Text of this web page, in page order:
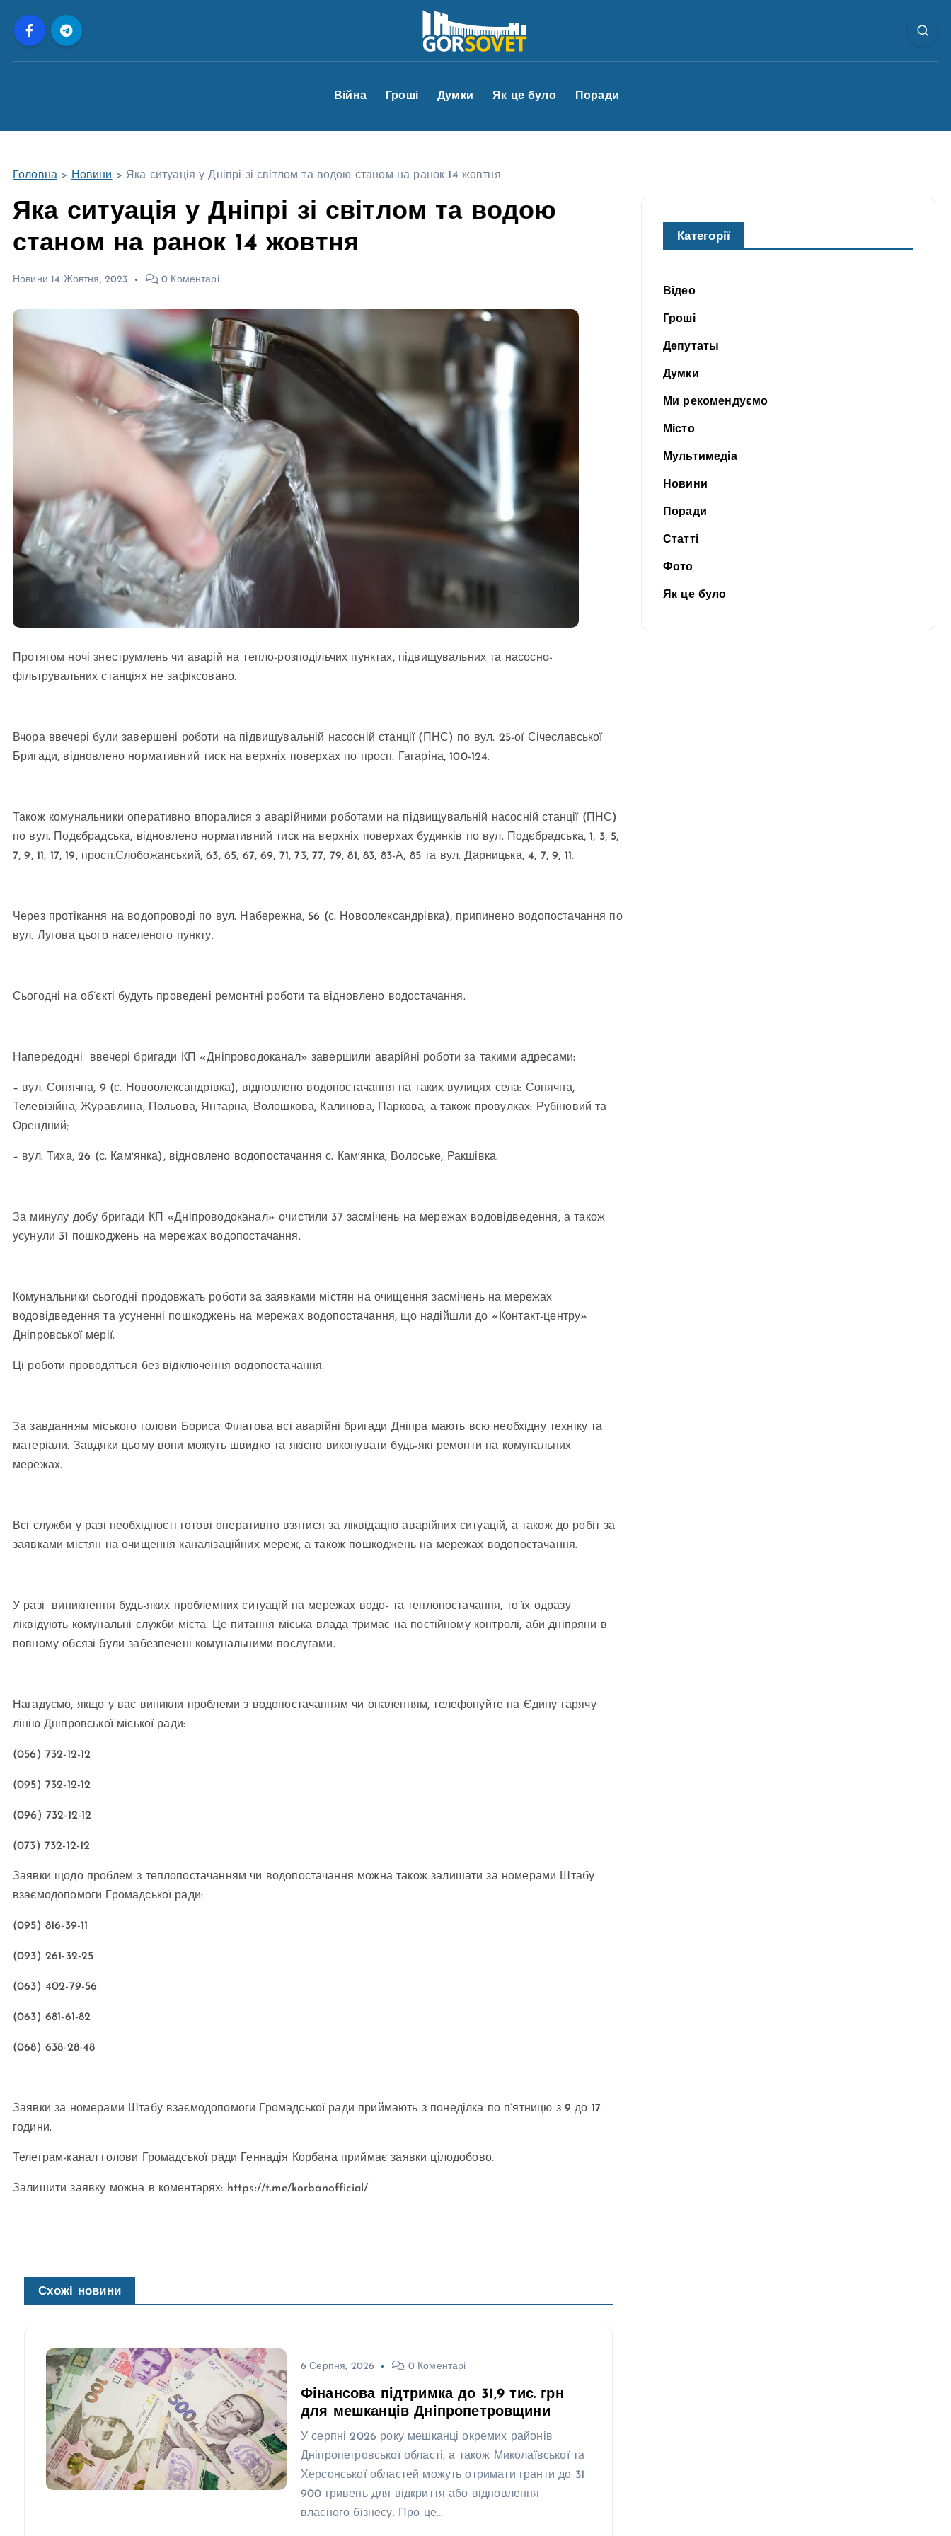
Війна Гроші Думки Як це було Поради
Головна > Новини > Яка ситуація у Дніпрі зі світлом та водою станом на ранок 14 жовтня
Яка ситуація у Дніпрі зі світлом та водою
станом на ранок 14 жовтня
Новини 14 Жовтня, 2023 0 Коментарі
Протягом ночі знеструмлень чи аварій на тепло-розподільчих пунктах, підвищувальних та насосно-
фільтрувальних станціях не зафіксовано.
Вчора ввечері були завершені роботи на підвищувальній насосній станції (ПНС) по вул. 25-ої Січеславської
Бригади, відновлено нормативний тиск на верхніх поверхах по просп. Гагаріна, 100-124.
Також комунальники оперативно впоралися з аварійними роботами на підвищувальній насосній станції (ПНС)
по вул. Подєбрадська, відновлено нормативний тиск на верхніх поверхах будинків по вул. Подєбрадська, 1, 3, 5,
7, 9, 11, 17, 19, просп.Слобожанський, 63, 65, 67, 69, 71, 73, 77, 79, 81, 83, 83-А, 85 та вул. Дарницька, 4, 7, 9, 11.
Через протікання на водопроводі по вул. Набережна, 56 (с. Новоолександрівка), припинено водопостачання по
вул. Лугова цього населеного пункту.
Сьогодні на об’єкті будуть проведені ремонтні роботи та відновлено водостачання.
Напередодні ввечері бригади КП «Дніпроводоканал» завершили аварійні роботи за такими адресами:
– вул. Сонячна, 9 (с. Новоолександрівка), відновлено водопостачання на таких вулицях села: Сонячна,
Телевізійна, Журавлина, Польова, Янтарна, Волошкова, Калинова, Паркова, а також провулках: Рубіновий та
Орендний;
– вул. Тиха, 26 (с. Камʼянка), відновлено водопостачання с. Камʼянка, Волоське, Ракшівка.
За минулу добу бригади КП «Дніпроводоканал» очистили 37 засмічень на мережах водовідведення, а також
усунули 31 пошкоджень на мережах водопостачання.
Комунальники сьогодні продовжать роботи за заявками містян на очищення засмічень на мережах
водовідведення та усуненні пошкоджень на мережах водопостачання, що надійшли до «Контакт-центру»
Дніпровської мерії.
Ці роботи проводяться без відключення водопостачання.
За завданням міського голови Бориса Філатова всі аварійні бригади Дніпра мають всю необхідну техніку та
матеріали. Завдяки цьому вони можуть швидко та якісно виконувати будь-які ремонти на комунальних
мережах.
Всі служби у разі необхідності готові оперативно взятися за ліквідацію аварійних ситуацій, а також до робіт за
заявками містян на очищення каналізаційних мереж, а також пошкоджень на мережах водопостачання.
У разі виникнення будь-яких проблемних ситуацій на мережах водо- та теплопостачання, то їх одразу
ліквідують комунальні служби міста. Це питання міська влада тримає на постійному контролі, аби дніпряни в
повному обсязі були забезпечені комунальними послугами.
Нагадуємо, якщо у вас виникли проблеми з водопостачанням чи опаленням, телефонуйте на Єдину гарячу
лінію Дніпровської міської ради:
(056) 732-12-12
(095) 732-12-12
(096) 732-12-12
(073) 732-12-12
Заявки щодо проблем з теплопостачанням чи водопостачання можна також залишати за номерами Штабу
взаємодопомоги Громадської ради:
(095) 816-39-11
(093) 261-32-25
(063) 402-79-56
(063) 681-61-82
(068) 638-28-48
Заявки за номерами Штабу взаємодопомоги Громадської ради приймають з понеділка по п’ятницю з 9 до 17
години.
Телеграм-канал голови Громадської ради Геннадія Корбана приймає заявки цілодобово.
Залишити заявку можна в коментарях: https://t.me/korbanofficial/
Схожі новини
6 Серпня, 2026 0 Коментарі
Фінансова підтримка до 31,9 тис. грн
для мешканців Дніпропетровщини
У серпні 2026 року мешканці окремих районів
Дніпропетровської області, а також Миколаївської та
Херсонської областей можуть отримати гранти до 31
900 гривень для відкриття або відновлення
власного бізнесу. Про це…
Категорії
Відео
Гроші
Депутаты
Думки
Ми рекомендуємо
Місто
Мультимедіа
Новини
Поради
Статті
Фото
Як це було